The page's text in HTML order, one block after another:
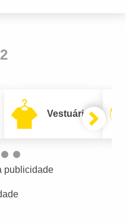
2
Vestuário
publicidade